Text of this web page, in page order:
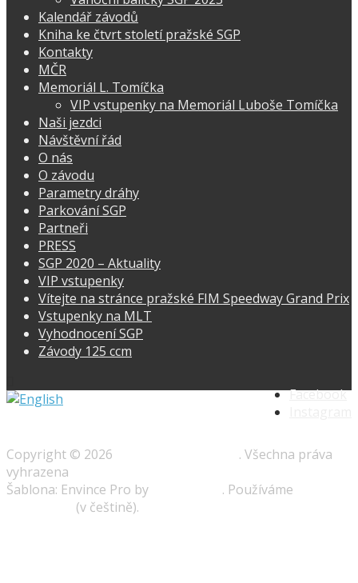
Kalendář závodů
Kniha ke čtvrt století pražské SGP
Kontakty
MČR
Memoriál L. Tomíčka
VIP vstupenky na Memoriál Luboše Tomíčka
Naši jezdci
Návštěvní řád
O nás
O závodu
Parametry dráhy
Parkování SGP
Partneři
PRESS
SGP 2020 – Aktuality
VIP vstupenky
Vítejte na stránce pražské FIM Speedway Grand Prix
Vstupenky na MLT
Vyhodnocení SGP
Závody 125 ccm
Facebook
Copyright © 2026
. Všechna práva
vyhrazena
Šablona: Envince Pro by
. Používáme
(v češtině).